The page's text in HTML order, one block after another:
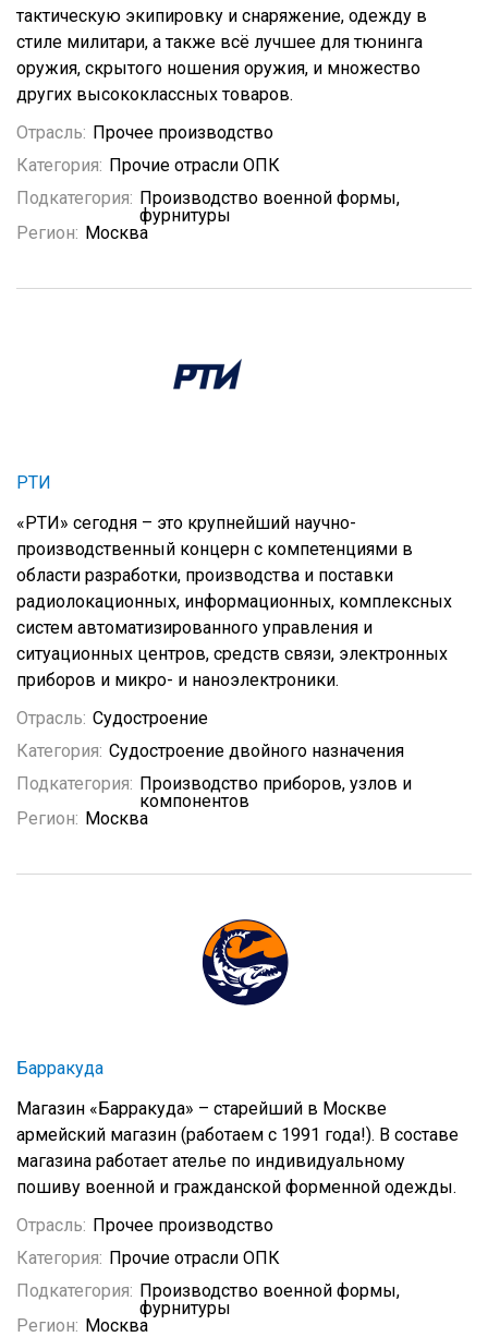
тактическую экипировку и снаряжение, одежду в
стиле милитари, а также всё лучшее для тюнинга
оружия, скрытого ношения оружия, и множество
других высококлассных товаров.
Отрасль: Прочее производство
Категория: Прочие отрасли ОПК
Подкатегория: Производство военной формы,
фурнитуры
Регион: Москва
РТИ
«РТИ» сегодня – это крупнейший научно-
производственный концерн с компетенциями в
области разработки, производства и поставки
радиолокационных, информационных, комплексных
систем автоматизированного управления и
ситуационных центров, средств связи, электронных
приборов и микро- и наноэлектроники.
Отрасль: Судостроение
Категория: Судостроение двойного назначения
Подкатегория: Производство приборов, узлов и
компонентов
Регион: Москва
Барракуда
Магазин «Барракуда» – старейший в Москве
армейский магазин (работаем с 1991 года!). В составе
магазина работает ателье по индивидуальному
пошиву военной и гражданской форменной одежды.
Отрасль: Прочее производство
Категория: Прочие отрасли ОПК
Подкатегория: Производство военной формы,
фурнитуры
Регион: Москва